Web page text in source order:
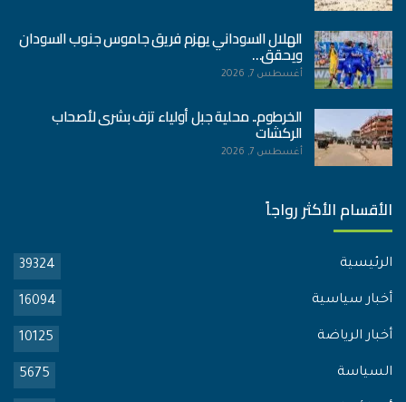
الهلال السوداني يهزم فريق جاموس جنوب السودان
ويحقق…
أغسطس 7, 2026
الخرطوم.. محلية جبل أولياء تزف بشرى لأصحاب
الركشات
أغسطس 7, 2026
الأقسام الأكثر رواجاً
الرئيسية 39324
أخبار سياسية 16094
أخبار الرياضة 10125
السياسة 5675